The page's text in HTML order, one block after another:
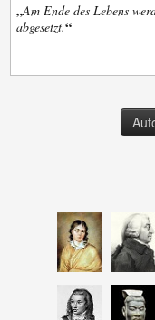
„Am Ende des Lebens
abgesetzt.“